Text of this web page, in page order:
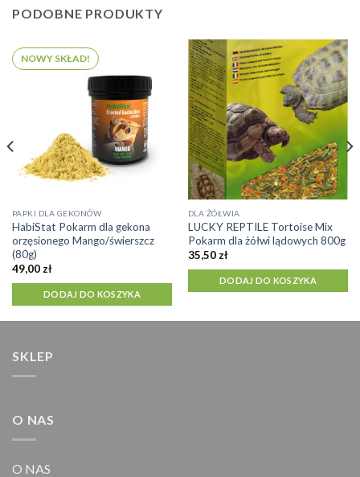
PODOBNE PRODUKTY
NOWY SKŁAD!
PAPKI DLA GEKONÓW
HabiStat Pokarm dla gekona
orzęsionego Mango/świerszcz
(80g)
49,00 zł
DODAJ DO KOSZYKA
DLA ŻÓŁWIA
LUCKY REPTILE Tortoise Mix
Pokarm dla żółwi lądowych 800g
35,50 zł
DODAJ DO KOSZYKA
SKLEP
O NAS
O NAS